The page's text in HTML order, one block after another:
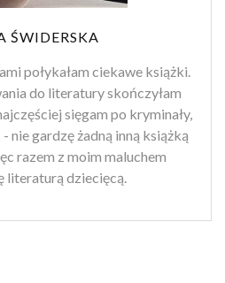
ŚWIDERSKA
połykałam ciekawe książki.
do literatury skończyłam
sięgam po kryminały,
nie gardzę żadną inną książką
razem z moim maluchem
literaturą dziecięcą.